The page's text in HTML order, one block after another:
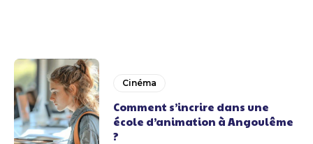
Cinéma
Comment s’incrire dans une
école d’animation à Angoulême
?